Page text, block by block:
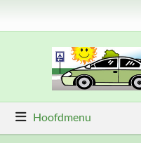
Hoofdmenu